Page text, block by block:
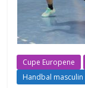
Cupe Europene
Handbal masculin